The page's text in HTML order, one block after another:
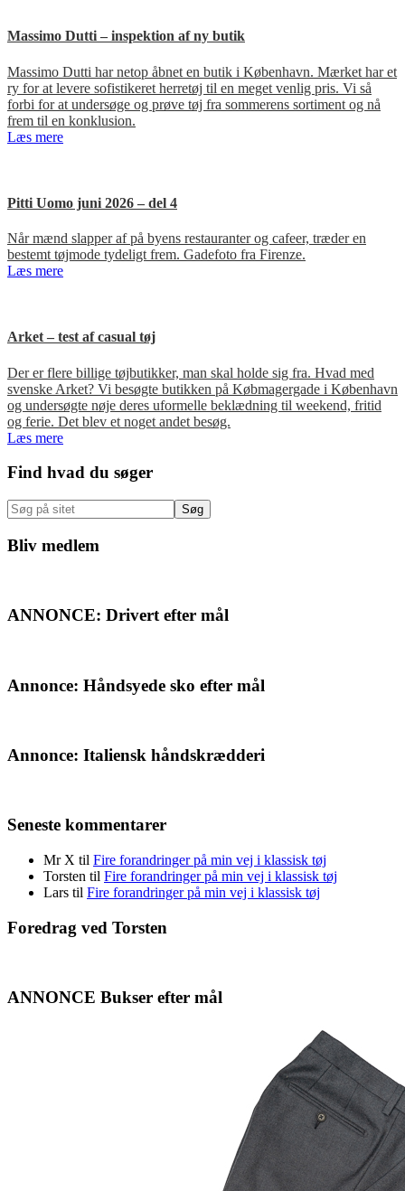
Massimo Dutti – inspektion af ny butik
Massimo Dutti har netop åbnet en butik i København. Mærket har et
ry for at levere sofistikeret herretøj til en meget venlig pris. Vi så
forbi for at undersøge og prøve tøj fra sommerens sortiment og nå
frem til en konklusion.
Læs mere
Pitti Uomo juni 2026 – del 4
Når mænd slapper af på byens restauranter og cafeer, træder en
bestemt tøjmode tydeligt frem. Gadefoto fra Firenze.
Læs mere
Arket – test af casual tøj
Der er flere billige tøjbutikker, man skal holde sig fra. Hvad med
svenske Arket? Vi besøgte butikken på Købmagergade i København
og undersøgte nøje deres uformelle beklædning til weekend, fritid
og ferie. Det blev et noget andet besøg.
Læs mere
Primær
Sidebar
Find hvad du søger
Søg
på
sitet
Bliv medlem
ANNONCE: Drivert efter mål
Annonce: Håndsyede sko efter mål
Annonce: Italiensk håndskrædderi
Seneste kommentarer
Mr X til Fire forandringer på min vej i klassisk tøj
Torsten til Fire forandringer på min vej i klassisk tøj
Lars til Fire forandringer på min vej i klassisk tøj
Foredrag ved Torsten
ANNONCE Bukser efter mål